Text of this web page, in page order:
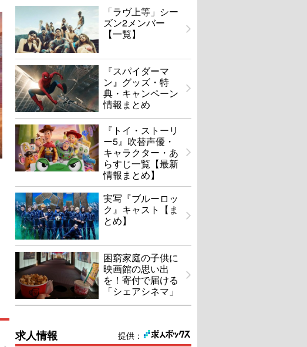
OVER DRIVE
U-NEXTで見る
ちはやふる －下の句－
U-NEXTで見る
「ラヴ上等」シー
ズン2メンバー
【一覧】
『スパイダーマ
ン』グッズ・特
典・キャンペーン
情報まとめ
『トイ・ストーリ
ー5』吹替声優・
キャラクター・あ
らすじ一覧【最新
情報まとめ】
実写『ブルーロッ
ク』キャスト【ま
とめ】
困窮家庭の子供に
映画館の思い出
を！寄付で届ける
「シェアシネマ」
提供：
求人情報